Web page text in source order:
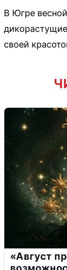
В Югре
своей
«Август